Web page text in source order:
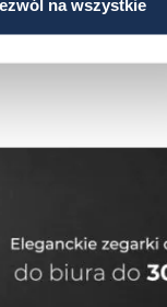
na wszystkie